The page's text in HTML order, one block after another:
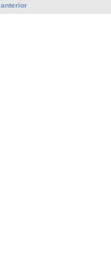
anterior